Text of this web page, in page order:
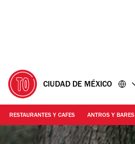
CIUDAD DE MÉXICO
RESTAURANTES Y CAFES ANTROS Y BARES